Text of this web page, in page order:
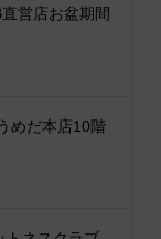
営店お盆期間
めだ本店10階